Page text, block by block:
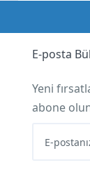
E-posta
Yeni
abone